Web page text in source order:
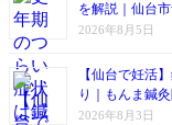
を解説｜仙台
2026年8月5日
【仙台で妊活
り｜もんま鍼
2026年8月3日